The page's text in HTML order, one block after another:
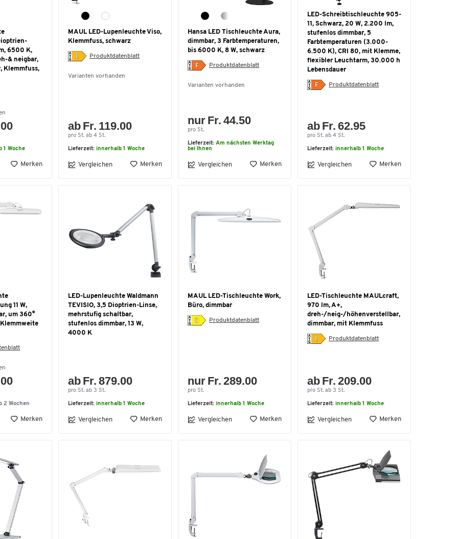
6500 K,
& neigbar,
Klemmfuss,
1 Woche
Merken
MAUL LED-Lupenleuchte Viso,
Klemmfuss, schwarz
Produktdatenblatt
Varianten vorhanden
ab Fr. 119.00
pro St. ab 4 St.
Lieferzeit: innerhalb 1 Woche
Vergleichen Merken
Hansa LED Tischleuchte Aura,
dimmbar, 3 Farbtemperaturen,
bis 6000 K, 8 W, schwarz
Produktdatenblatt
Varianten vorhanden
nur Fr. 44.50
pro St.
Lieferzeit: Am nächsten Werktag
bei Ihnen
Vergleichen Merken
LED-Schreibtischleuchte 905-
11, Schwarz, 20 W, 2.200 lm,
stufenlos dimmbar, 5
Farbtemperaturen (3.000-
6.500 K), CRI 80, mit Klemme,
flexibler Leuchtarm, 30.000 h
Lebensdauer
Produktdatenblatt
ab Fr. 62.95
pro St. ab 4 St.
Lieferzeit: innerhalb 1 Woche
Vergleichen Merken
11 W,
um 360°
2 Wochen
Merken
LED-Lupenleuchte Waldmann
TEVISIO, 3,5 Dioptrien-Linse,
mehrstufig schaltbar,
stufenlos dimmbar, 13 W,
4000 K
ab Fr. 879.00
pro St. ab 3 St.
Lieferzeit: innerhalb 1 Woche
Vergleichen Merken
MAUL LED-Tischleuchte Work,
Büro, dimmbar
Produktdatenblatt
nur Fr. 289.00
pro St.
Lieferzeit: innerhalb 1 Woche
Vergleichen Merken
LED-Tischleuchte MAULcraft,
970 lm, A+,
dreh-/neig-/höhenverstellbar,
dimmbar, mit Klemmfuss
Produktdatenblatt
ab Fr. 209.00
pro St. ab 3 St.
Lieferzeit: innerhalb 1 Woche
Vergleichen Merken